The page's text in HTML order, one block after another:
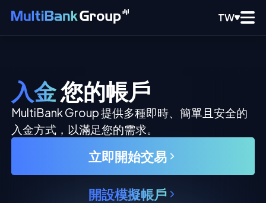
TW
入金您的帳戶
MultiBank Group 提供多種即時、簡單且安全的
入金方式，以滿足您的需求。
立即開始交易
開設模擬帳戶